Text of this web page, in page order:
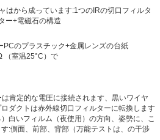
はから成っています:1つのIRの切口フィルタ
ー+電磁石の構造
PCのプラスチック+金属レンズの台紙
（室温25°C）で
肯定的な電圧に接続されます、黒いワイヤ
ダクトは赤外線切口フィルターに転換します
白いフィルム（夜使用）の方向、姿勢に、こ
:側面、前部、背部（万能テストは、の干渉